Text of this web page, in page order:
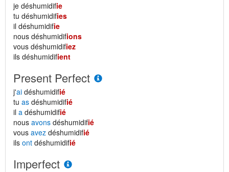
je déshumidifie
tu déshumidifies
il déshumidifie
nous déshumidifions
vous déshumidifiez
ils déshumidifient
Present Perfect
j'ai déshumidifié
tu as déshumidifié
il a déshumidifié
nous avons déshumidifié
vous avez déshumidifié
ils ont déshumidifié
Imperfect